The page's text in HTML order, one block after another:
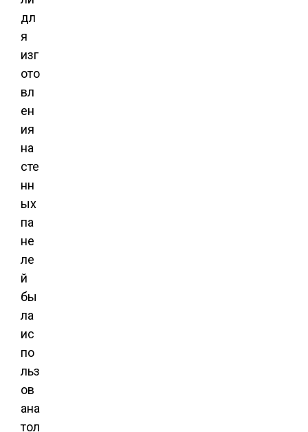
дл
я
изг
ото
вл
ен
ия
на
сте
нн
ых
па
не
ле
й
бы
ла
ис
по
льз
ов
ана
тол